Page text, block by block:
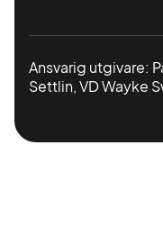
Ansvarig utgivare:
Settlin, VD Wayke